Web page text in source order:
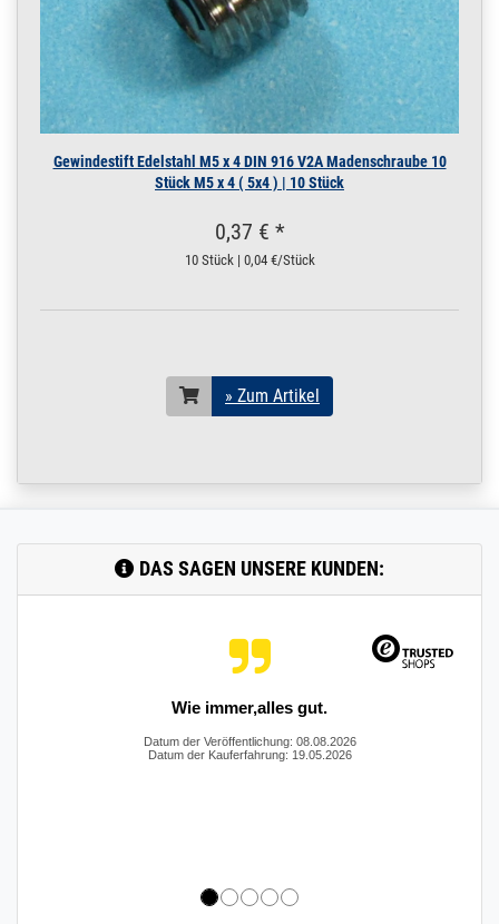
Gewindestift Edelstahl M5 x 4 DIN 916 V2A Madenschraube 10
Stück M5 x 4 ( 5x4 ) | 10 Stück
0,37 € *
10 Stück | 0,04 €/Stück
» Zum Artikel
DAS SAGEN UNSERE KUNDEN:
Hat alles super geklappt. Vielen Dank
Datum der Veröffentlichung: 08.08.2026
Datum der Kauferfahrung: 02.06.2026